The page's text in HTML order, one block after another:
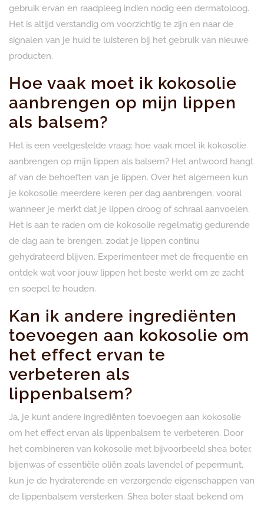
gebruik ervan en raadpleeg indien nodig een dermatoloog.
Het is altijd verstandig om voorzichtig te zijn en naar de
signalen van je huid te luisteren bij het gebruik van nieuwe
producten.
Hoe vaak moet ik kokosolie
aanbrengen op mijn lippen
als balsem?
Het is een veelgestelde vraag: hoe vaak moet ik kokosolie
aanbrengen op mijn lippen als balsem? Het antwoord hangt
af van de behoeften van je lippen. Over het algemeen kun
je kokosolie meerdere keren per dag aanbrengen, vooral
wanneer je merkt dat je lippen droog of schraal aanvoelen.
Het is aan te raden om de kokosolie regelmatig gedurende
de dag aan te brengen, zodat je lippen continu
gehydrateerd blijven. Experimenteer met de frequentie en
ontdek wat voor jouw lippen het beste werkt om ze zacht
en soepel te houden.
Kan ik andere ingrediënten
toevoegen aan kokosolie om
het effect ervan te
verbeteren als
lippenbalsem?
Ja, je kunt andere ingrediënten toevoegen aan kokosolie
om het effect ervan als lippenbalsem te verbeteren. Door
het combineren van kokosolie met bijvoorbeeld shea boter,
bijenwas of essentiële oliën zoals lavendel of pepermunt,
kun je de hydraterende en verzorgende eigenschappen van
de lippenbalsem versterken. Shea boter staat bekend om